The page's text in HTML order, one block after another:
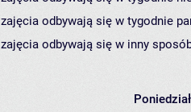
zajęcia odbywają się w tygodnie
zajęcia odbywają się w inny